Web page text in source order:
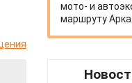
мото- и
маршруту